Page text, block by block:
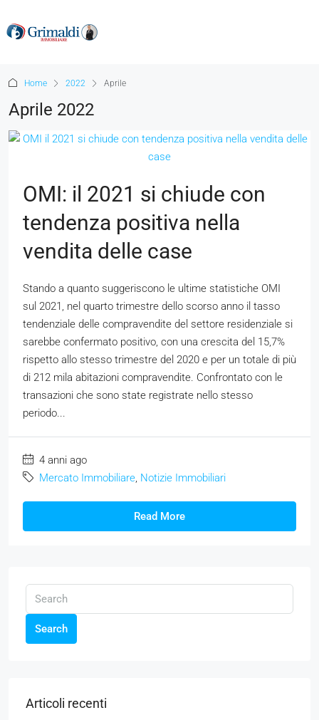
Home 2022 Aprile
Aprile 2022
OMI: il 2021 si chiude con
tendenza positiva nella
vendita delle case
Stando a quanto suggeriscono le ultime statistiche OMI
sul 2021, nel quarto trimestre dello scorso anno il tasso
tendenziale delle compravendite del settore residenziale si
sarebbe confermato positivo, con una crescita del 15,7%
rispetto allo stesso trimestre del 2020 e per un totale di più
di 212 mila abitazioni compravendite. Confrontato con le
transazioni che sono state registrate nello stesso
periodo...
4 anni ago
Mercato Immobiliare, Notizie Immobiliari
Read More
Search
Articoli recenti